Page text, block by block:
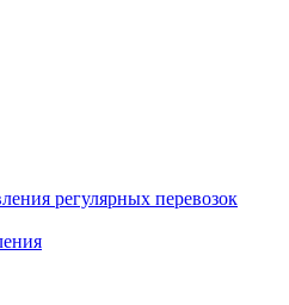
регулярных перевозок